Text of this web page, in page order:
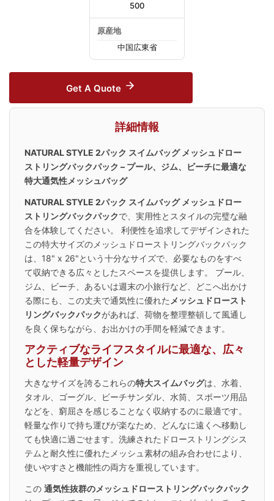
500
原産地
中国広東省
Get A Quote
詳細情報
NATURAL STYLE 2パック スイムバッグ メッシュドロー
ストリングバックパック – プール、ジム、ビーチに最適な
特大通気性メッシュバッグ
NATURAL STYLE 2パック スイムバッグ メッシュドロー
ストリングバックパックで、実用性とスタイルの完璧な融
合を体験してください。 利便性を追求してデザインされた
この特大サイズのメッシュドローストリングバックパック
は、18" x 26"という十分なサイズで、必要なものをすべ
て収納できる広々としたスペースを提供します。 プール、
ジム、ビーチ、あるいは週末の小旅行など、どこへ出かけ
る際にも、この丈夫で通気性に優れた メッシュドロースト
リングバックパックがあれば、荷物を整理整頓して風通し
を良く保ちながら、お出かけの手間を軽減できます。
アクティブなライフスタイルに最適な、広々
とした軽量デザイン
大きなサイズを誇るこれらの特大スイムバッグは、水着、
タオル、ゴーグル、ビーチサンダル、水筒、スポーツ用品
などを、窮屈さを感じることなく収納するのに最適です。
軽量な作りで持ち運びが楽なため、どんなに遠くへ移動し
ても快適に過ごせます。洗練されたドローストリングシス
テムと耐久性に優れたメッシュ素材の組み合わせにより、
使いやすさと機能性の両方を重視しています。
この 通気性抜群のメッシュドローストリングバックパック